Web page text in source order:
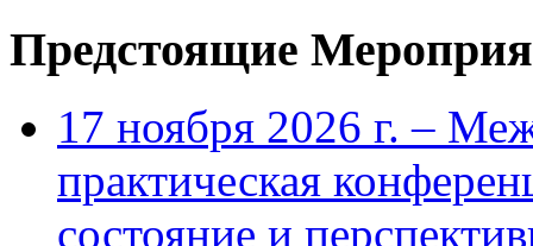
Предстоящие
17 ноября 2026 г. –
практическая
состояние и